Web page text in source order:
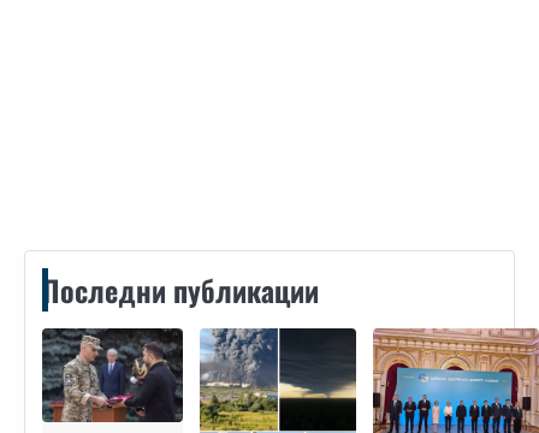
Последни публикации